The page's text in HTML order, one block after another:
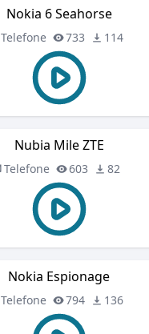
Nokia 6 Seahorse
Telefone 733 114
Nubia Mile ZTE
Telefone 603 82
Nokia Espionage
Telefone 794 136